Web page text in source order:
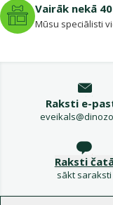
Vairāk nekā
Mūsu speciālisti
Raksti e-
Raksti
sākt saraksti